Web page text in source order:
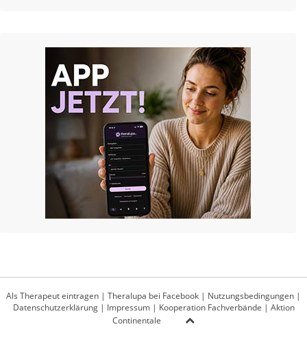
Als Therapeut eintragen | Theralupa bei Facebook | Nutzungsbedingungen |
Datenschutzerklärung| Impressum| Kooperation Fachverbände | Aktion
Continentale